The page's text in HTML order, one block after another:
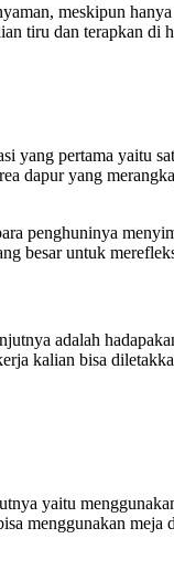
meskipun
tiru dan terapkan di
yang pertama yaitu
dapur yang
penghuninya
besar untuk
adalah
kalian bisa
yaitu
menggunakan